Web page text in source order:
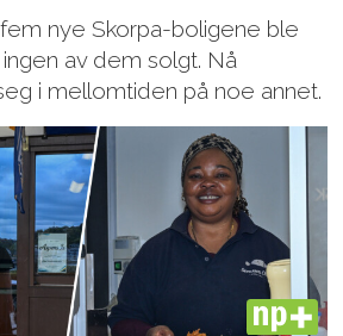
nye Skorpa-boligene ble
av dem solgt. Nå
i mellomtiden på noe annet.
PLUS